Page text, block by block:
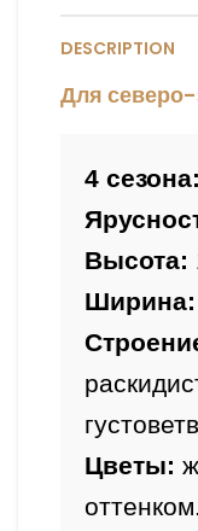
DESCRIPTION
Для северо-
4 сезона:
Высота:
Ширина:
Цветы: